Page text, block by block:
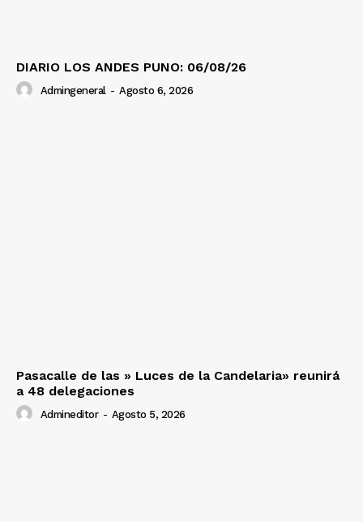
DIARIO LOS ANDES PUNO: 06/08/26
Admingeneral - Agosto 6, 2026
Pasacalle de las » Luces de la Candelaria» reunirá
a 48 delegaciones
Admineditor - Agosto 5, 2026